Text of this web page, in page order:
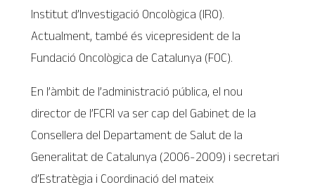
Institut d’Investigació Oncològica (IRO).
Actualment, també és vicepresident de la
Fundació Oncològica de Catalunya (FOC).
En l’àmbit de l’administració pública, el nou
director de l’FCRI va ser cap del Gabinet de la
Consellera del Departament de Salut de la
Generalitat de Catalunya (2006-2009) i secretari
d’Estratègia i Coordinació del mateix